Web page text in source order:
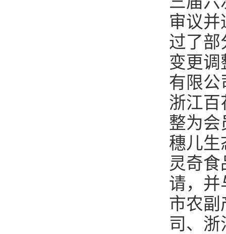
审议并
过了部
变更调
有限公
浙江百
整为会
穗儿生
灵奇
请，并
市农副
司、